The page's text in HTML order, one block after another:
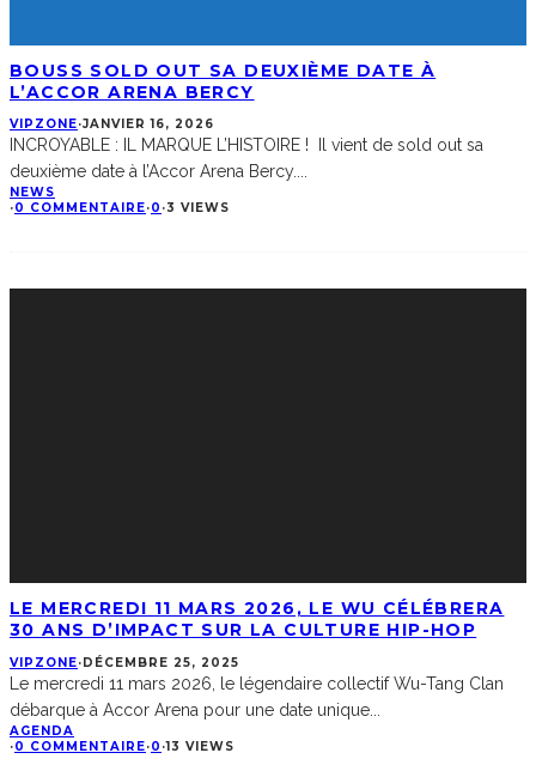
BOUSS SOLD OUT SA DEUXIÈME DATE À
L’ACCOR ARENA BERCY
VIPZONE·JANVIER 16, 2026
INCROYABLE : IL MARQUE L’HISTOIRE ! Il vient de sold out sa
deuxième date à l’Accor Arena Bercy....
NEWS
·0 COMMENTAIRE·0 ·3 VIEWS
LE MERCREDI 11 MARS 2026, LE WU CÉLÉBRERA
30 ANS D’IMPACT SUR LA CULTURE HIP-HOP
VIPZONE·DÉCEMBRE 25, 2025
Le mercredi 11 mars 2026, le légendaire collectif Wu-Tang Clan
débarque à Accor Arena pour une date unique
AGENDA
·0 COMMENTAIRE·0 ·13 VIEWS